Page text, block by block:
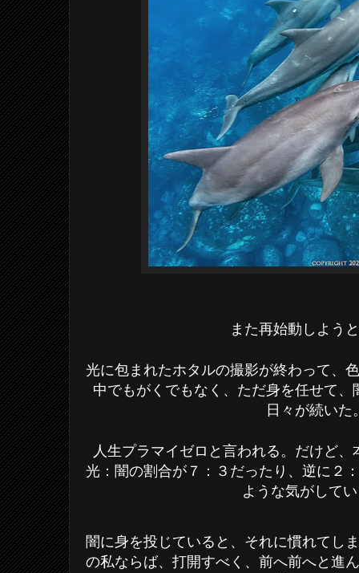
また再始動しよう
光に包まれたホタルの撮影が終わって、
中でもがくでもなく、ただ身を任せて
日々が続いた
人生プラマイゼロと言われる。だけど
光：闇の割合が７：３だったり、逆に２
ような気がして
闇に身を投じていると、それに慣れてし
の私ならば、打開すべく、前へ前へと進